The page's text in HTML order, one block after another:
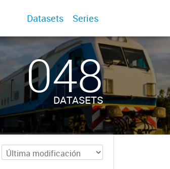
Datasets Series
048
DATASETS